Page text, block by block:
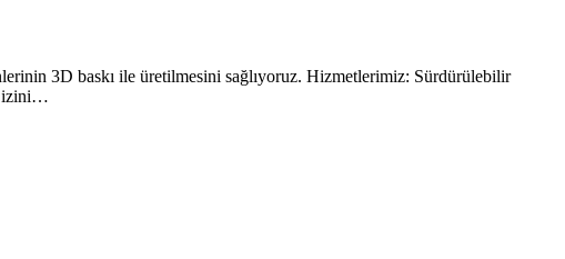
3D baskı ile üretilmesini sağlıyoruz. Hizmetlerimiz: Sürdürülebilir
izini…